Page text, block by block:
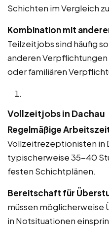
Schichten im Vergleich
Kombination mit
Teilzeitjobs sind häufig
anderen
oder familiären
Vollzeitjobs in Dachau
Regelmäßige
Vollzeitrezeptionisten in
typischerweise 35-40
festen Schichtplänen.
Bereitschaft für
müssen möglicherweise
in Notsituationen